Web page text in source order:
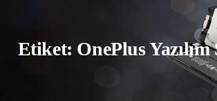
Etiket: OnePlus